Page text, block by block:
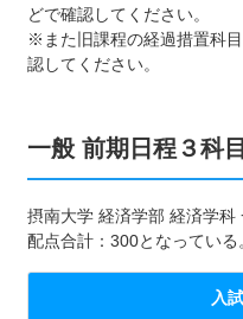
どで確認してください。
※また旧課程の経過措置科
認してください。
一般 前期日程３科
摂南大学 経済学部 経済学
配点合計：300となっている
入